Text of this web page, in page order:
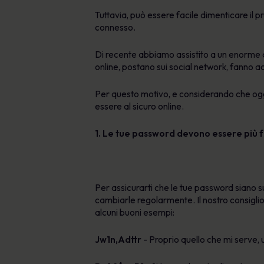
Tuttavia, può essere facile dimenticare il
connesso.
Di recente abbiamo assistito a un
online, postano sui social network, fanno
Per questo motivo, e considerando che
essere al sicuro online.
1. Le tue password devono essere
Per assicurarti che le tue password siano
cambiarle regolarmente. Il nostro
alcuni buoni esempi:
Jw1n,Adttr - Proprio quello che mi serve,